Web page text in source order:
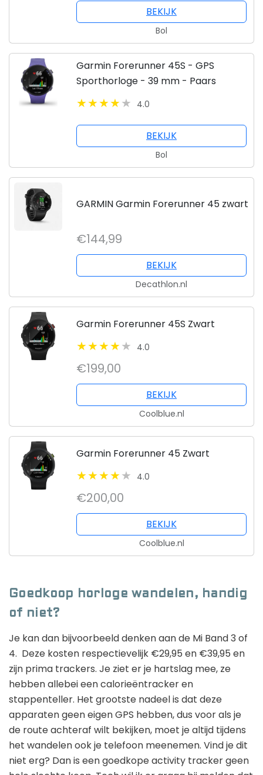
BEKIJK
Bol
Garmin Forerunner 45S - GPS
Sporthorloge - 39 mm - Paars
4.0
BEKIJK
Bol
GARMIN Garmin Forerunner 45 zwart
€144,99
BEKIJK
Decathlon.nl
Garmin Forerunner 45S Zwart
4.0
€199,00
BEKIJK
Coolblue.nl
Garmin Forerunner 45 Zwart
4.0
€200,00
BEKIJK
Coolblue.nl
Goedkoop horloge wandelen, handig
of niet?
Je kan dan bijvoorbeeld denken aan de Mi Band 3 of
4. Deze kosten respectievelijk €29,95 en €39,95 en
zijn prima trackers. Je ziet er je hartslag mee, ze
hebben allebei een calorieëntracker en
stappenteller. Het grootste nadeel is dat deze
apparaten geen eigen GPS hebben, dus voor als je
de route achteraf wilt bekijken, moet je altijd tijdens
het wandelen ook je telefoon meenemen. Vind je dit
niet erg? Dan is een goedkope activity tracker geen